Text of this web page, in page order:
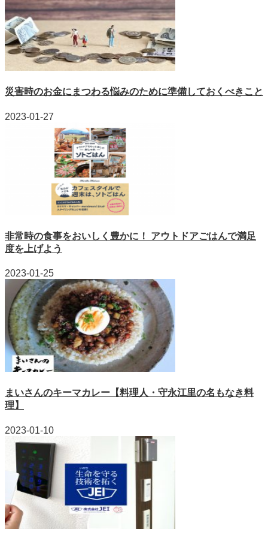
災害時のお金にまつわる悩みのために準備しておくべきこと
2023-01-27
非常時の食事をおいしく豊かに！ アウトドアごはんで満足
度を上げよう
2023-01-25
まいさんのキーマカレー【料理人・守永江里の名もなき料
理】
2023-01-10